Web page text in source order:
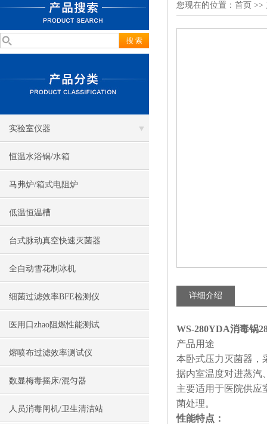
实验室仪器
恒温水浴锅/水箱
马弗炉/箱式电阻炉
低温恒温槽
台式脉动真空快速灭菌器
全自动雪花制冰机
细菌过滤效率BFE检测仪
医用口zhao阻燃性能测试
熔喷布过滤效率测试仪
数显梅毒摇床/混匀器
人员消毒闸机/卫生清洁站
您现在的位置： 首页 >>
详细介绍
WS-280YDA消毒锅
产品用途
本卧式压力灭菌器，
据内室温度对进蒸汽
主要适用于医院供应
菌处理。
性能特点：